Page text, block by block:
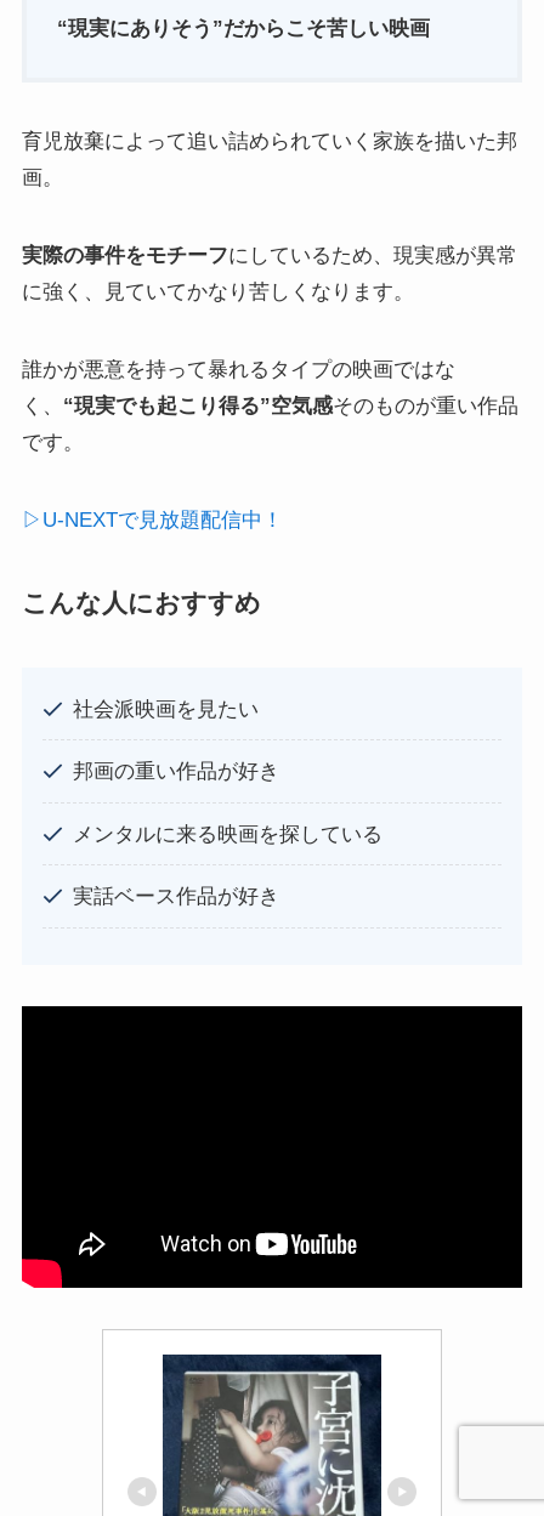
“現実にありそう”だからこそ苦しい映画
育児放棄によって追い詰められていく家族を描いた邦
画。
実際の事件をモチーフにしているため、現実感が異常
に強く、見ていてかなり苦しくなります。
誰かが悪意を持って暴れるタイプの映画ではな
く、 “現実でも起こり得る”空気感そのものが重い作品
です。
▷U-NEXTで見放題配信中！
こんな人におすすめ
社会派映画を見たい
邦画の重い作品が好き
メンタルに来る映画を探している
実話ベース作品が好き